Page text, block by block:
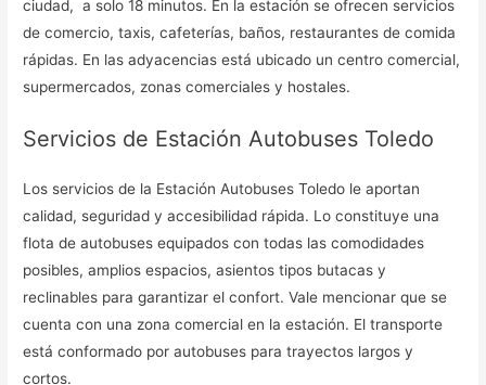
ciudad, a solo 18 minutos. En la estación se ofrecen servicios
de comercio, taxis, cafeterías, baños, restaurantes de comida
rápidas. En las adyacencias está ubicado un centro comercial,
supermercados, zonas comerciales y hostales.
Servicios de Estación Autobuses Toledo
Los servicios de la Estación Autobuses Toledo le aportan
calidad, seguridad y accesibilidad rápida. Lo constituye una
flota de autobuses equipados con todas las comodidades
posibles, amplios espacios, asientos tipos butacas y
reclinables para garantizar el confort. Vale mencionar que se
cuenta con una zona comercial en la estación. El transporte
está conformado por autobuses para trayectos largos y
cortos.